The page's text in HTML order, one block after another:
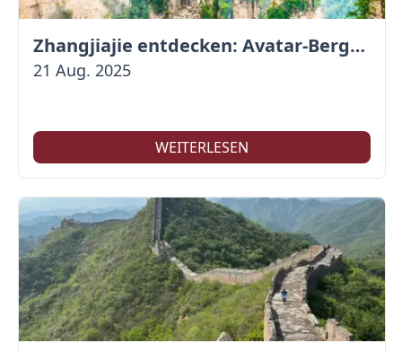
Zhangjiajie entdecken: Avatar-Berge & Altstadt von Fenghuang
21 Aug. 2025
WEITERLESEN